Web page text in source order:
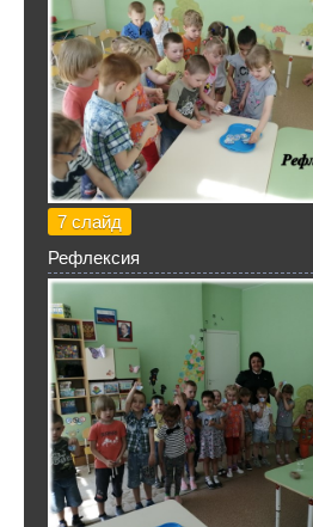
7 слайд
Рефлексия